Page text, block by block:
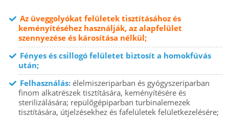
Az üveggolyókat felületek tisztításához és
keményítéséhez használják, az alapfelület
szennyezése és károsítása nélkül;
Fényes és csillogó felületet biztosít a homokfúvás
után;
Felhasználás: élelmiszeriparban és gyógyszeriparban
finom alkatrészek tisztítására, keményítésére és
sterilizálására; repülőgépiparban turbinalemezek
tisztítására, útjelzésekhez és fafelületek felületkezelésére;